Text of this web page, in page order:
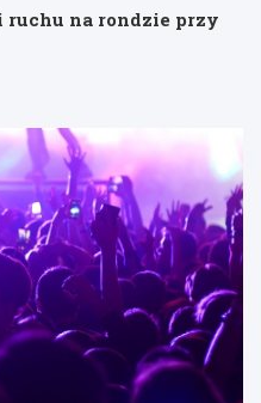
ruchu na rondzie przy